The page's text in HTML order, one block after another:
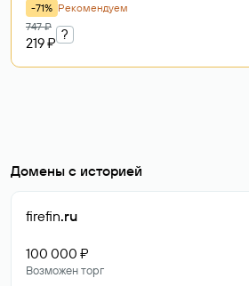
-71% Рекомендуем
747 ₽
219 ₽
?
Домены с историей
firefin.ru
100 000 ₽
Возможен торг